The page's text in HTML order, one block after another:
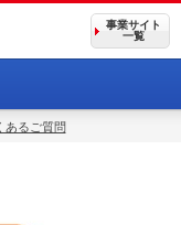
事業サイト
一覧
あるご質問